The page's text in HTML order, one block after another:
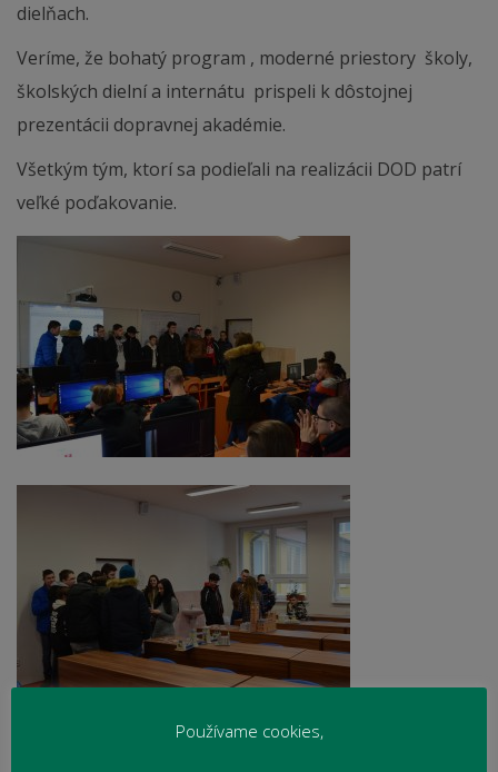
dielňach.
Veríme, že bohatý program , moderné priestory školy,
školských dielní a internátu prispeli k dôstojnej
prezentácii dopravnej akadémie.
Všetkým tým, ktorí sa podieľali na realizácii DOD patrí
veľké poďakovanie.
Používame cookies,